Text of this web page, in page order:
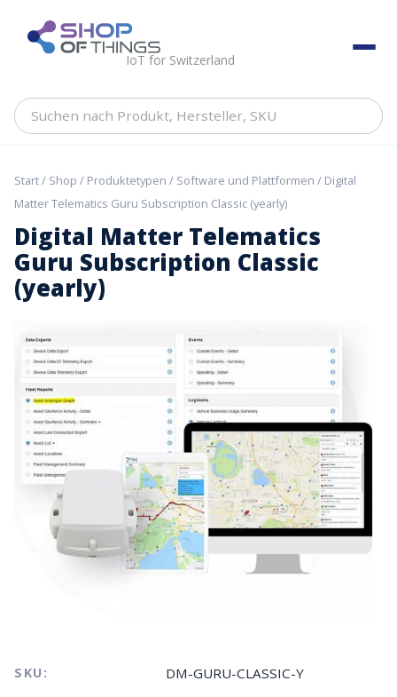
content ShopOfThings
IoT for Switzerland
Suchen
Hersteller,
Start/ Shop / Produktetypen / Software und Plattformen / Digital
Matter Telematics Guru Subscription Classic (yearly)
Digital Matter Telematics
Guru Subscription Classic
(yearly)
SKU: DM-GURU-CLASSIC-Y